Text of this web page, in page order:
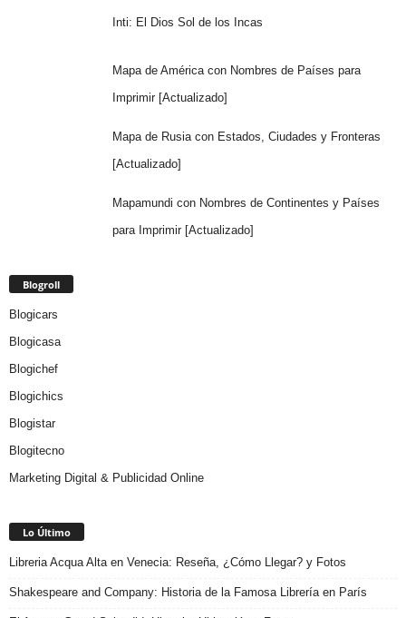
Inti: El Dios Sol de los Incas
Mapa de América con Nombres de Países para
Imprimir [Actualizado]
Mapa de Rusia con Estados, Ciudades y Fronteras
[Actualizado]
Mapamundi con Nombres de Continentes y Países
para Imprimir [Actualizado]
Blogroll
Blogicars
Blogicasa
Blogichef
Blogichics
Blogistar
Blogitecno
Marketing Digital & Publicidad Online
Lo Último
Libreria Acqua Alta en Venecia: Reseña, ¿Cómo Llegar? y Fotos
Shakespeare and Company: Historia de la Famosa Librería en París